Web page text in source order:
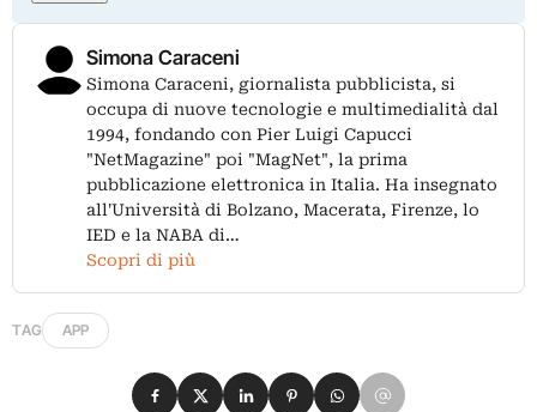
Simona Caraceni
Simona Caraceni, giornalista pubblicista, si
occupa di nuove tecnologie e multimedialità dal
1994, fondando con Pier Luigi Capucci
"NetMagazine" poi "MagNet", la prima
pubblicazione elettronica in Italia. Ha insegnato
all'Università di Bolzano, Macerata, Firenze, lo
IED e la NABA di…
Scopri di più
TAG APP
Condividi su Facebook
Condividi su X
Condividi su LinkedIn
Condividi su Pinterest
Condividi su WhatsApp
Condividi su Email